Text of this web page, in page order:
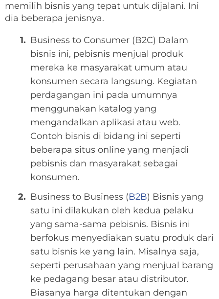
memilih bisnis yang tepat untuk dijalani. Ini
dia beberapa jenisnya.
Business to Consumer (B2C) Dalam
bisnis ini, pebisnis menjual produk
mereka ke masyarakat umum atau
konsumen secara langsung. Kegiatan
perdagangan ini pada umumnya
menggunakan katalog yang
mengandalkan aplikasi atau web.
Contoh bisnis di bidang ini seperti
beberapa situs online yang menjadi
pebisnis dan masyarakat sebagai
konsumen.
Business to Business (B2B) Bisnis yang
satu ini dilakukan oleh kedua pelaku
yang sama-sama pebisnis. Bisnis ini
berfokus menyediakan suatu produk dari
satu bisnis ke yang lain. Misalnya saja,
seperti perusahaan yang menjual barang
ke pedagang besar atau distributor.
Biasanya harga ditentukan dengan